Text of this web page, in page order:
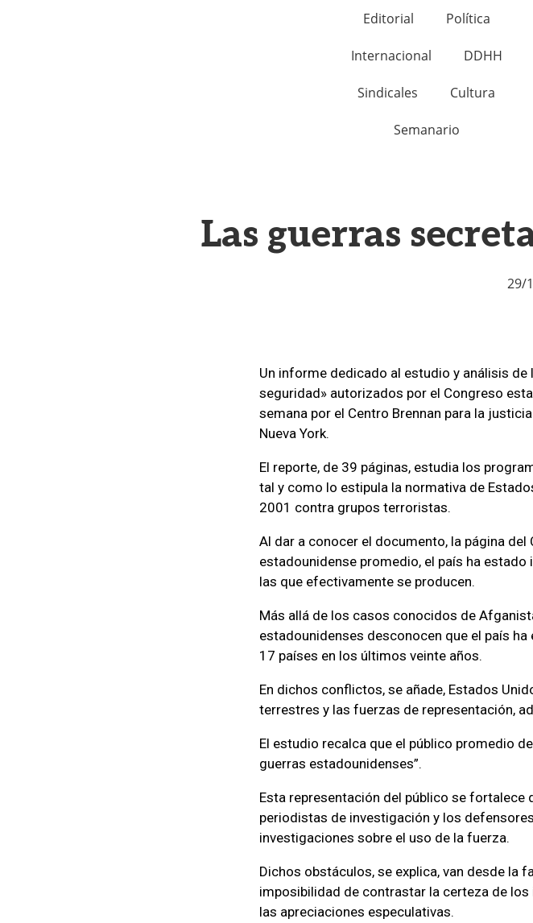
Editorial Política
Internacional DDHH
Sindicales Cultura
Semanario
Las guerras
29/
Un informe dedicado al estudio y análisis
seguridad» autorizados por el Congreso
semana por el Centro Brennan para la
Nueva York.
El reporte, de 39 páginas, estudia los
tal y como lo estipula la normativa de
2001 contra grupos terroristas.
Al dar a conocer el documento, la página del
estadounidense promedio, el país ha
las que efectivamente se producen.
Más allá de los casos conocidos de
estadounidenses desconocen que el país
17 países en los últimos veinte años.
En dichos conflictos, se añade, Estados
terrestres y las fuerzas de representación,
El estudio recalca que el público promedio
guerras estadounidenses”.
Esta representación del público se
periodistas de investigación y los
investigaciones sobre el uso de la fuerza.
Dichos obstáculos, se explica, van desde la
imposibilidad de contrastar la certeza de
las apreciaciones especulativas.